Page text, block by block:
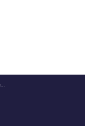
Standardskemaer til forskellige målgrupper